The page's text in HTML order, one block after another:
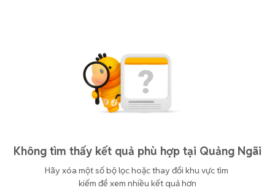
Không tìm thấy kết quả phù hợp tại Quảng Ngãi
Hãy xóa một số bộ lọc hoặc thay đổi khu vực tìm
kiếm để xem nhiều kết quả hơn